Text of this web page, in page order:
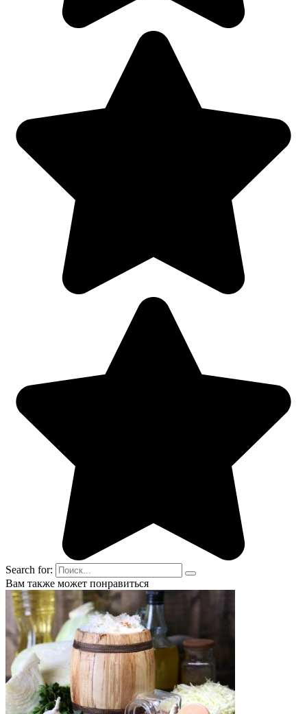
Search for:
Вам также может понравиться